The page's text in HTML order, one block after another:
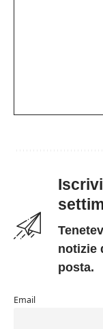
notizie
posta.
Email